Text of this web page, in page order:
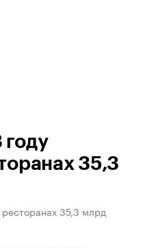
35,3
35,3 млрд